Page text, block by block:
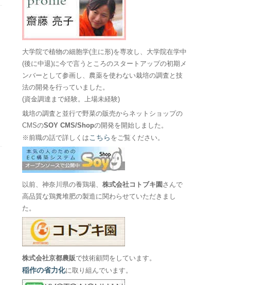
大学院で植物の細胞学(主に形)を専攻し、大学院在学中
(後に中退)に今で言うところのスタートアップの初期メ
ンバーとして参画し、農薬を使わない栽培の調査と技
法の開発を行っていました。
(資金調達まで経験。上場未経験)
栽培の調査と並行で野菜の販売からネットショップの
CMSのSOY CMS/Shopの開発を開始しました。
※前職の話で詳しくは こちら をご覧ください。
以前、神奈川県の養鶏場、株式会社コトブキ園 さんで
高品質な鶏糞堆肥の製造に関わらせていただきまし
た。
株式会社京都農販で技術顧問をしています。
稲作の省力化に取り組んでいます。